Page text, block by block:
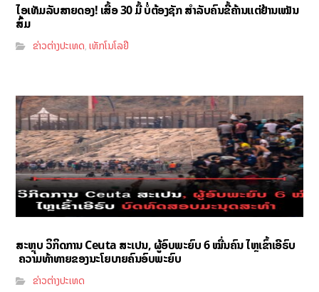
ໄອເທັມລັບສາຍດອງ! ເສື້ອ 30 ມື້ ບໍ່ຕ້ອງຊັກ ສຳລັບຄົນຂີ້ຄ້ານແຕ່ຢ້ານເໝັນ
ສົ້ມ
ຂ່າວຕ່າງປະເທດ,ເທັກໂນໂລຢີ
ສະຫຼຸບ ວິກິດການ Ceuta ສະເປນ, ຜູ້ອົບພະຍົບ 6 ໝື່ນຄົນ ໄຫຼເຂົ້າເອີຣົບ
ຄວາມທ້າທາຍຂອງນະໂຍບາຍຄົນອົບພະຍົບ
ຂ່າວຕ່າງປະເທດ